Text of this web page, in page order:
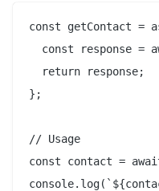
const getContact =
const response =
  return response;
};
// Usage
const contact =